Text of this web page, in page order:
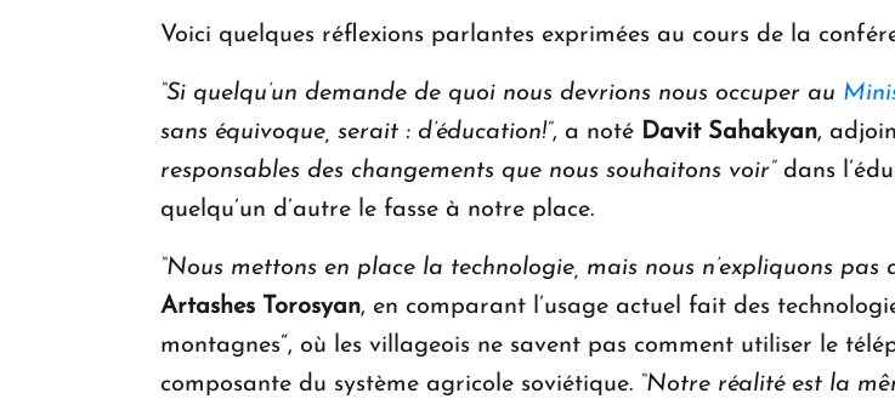
Voici quelques réflexions parlantes exprimées au cours de la
“Si quelqu’un demande de quoi nous devrions nous occuper au
sans équivoque, serait : d’éducation!”, a noté Davit Sahakyan,
responsables des changements que nous souhaitons voir” dans
quelqu’un d’autre le fasse à notre place.
“Nous mettons en place la technologie, mais nous n’expliquons pas
Artashes Torosyan, en comparant l’usage actuel fait des
montagnes”, où les villageois ne savent pas comment utiliser le
composante du système agricole soviétique. “Notre réalité est la